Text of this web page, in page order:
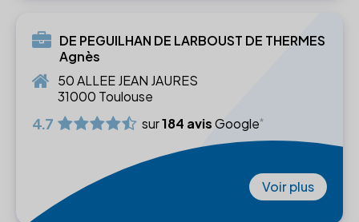
DE PEGUILHAN DE LARBOUST DE THERMES
Agnès
50 ALLEE JEAN JAURES
31000 Toulouse
4.7 sur184 avisGoogle
Voir plus